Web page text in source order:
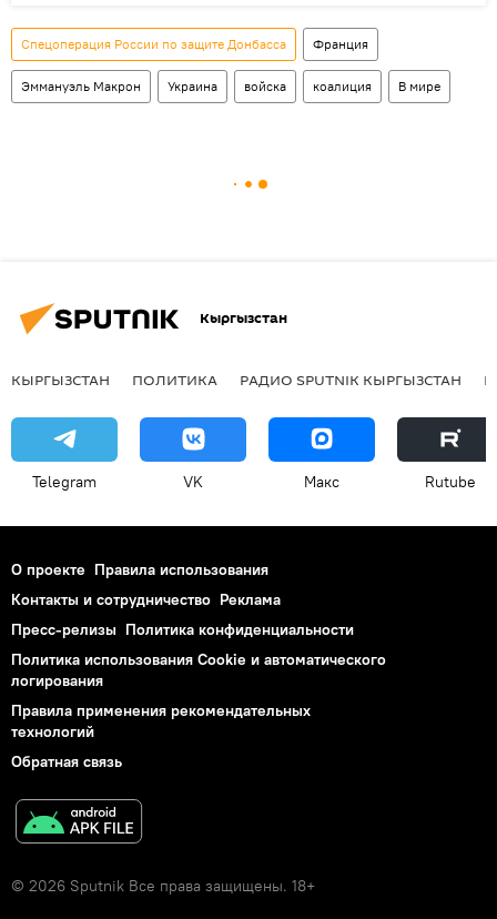
Спецоперация России по защите Донбасса Франция
Эммануэль Макрон Украина войска коалиция В мире
Кыргызстан
КЫРГЫЗСТАН ПОЛИТИКА РАДИО SPUTNIK КЫРГЫЗСТАН
Telegram VK Макс Rutube
О проекте Правила использования
Контакты и сотрудничество Реклама
Пресс-релизы Политика конфиденциальности
Политика использования Cookie и автоматического
логирования
Правила применения рекомендательных
технологий
Обратная связь
© 2026 Sputnik Все права защищены. 18+